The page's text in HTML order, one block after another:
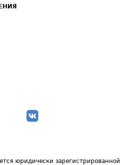
юридически зарегистрированной